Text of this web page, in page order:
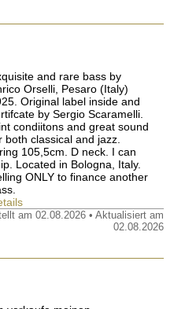
and rare bass by
Orselli, Pesaro (Italy)
Original label inside and
by Sergio Scaramelli.
condiitons and great sound
both classical and jazz.
105,5cm. D neck. I can
Located in Bologna, Italy.
ONLY to finance another
am 02.08.2026 • Aktualisiert am
02.08.2026